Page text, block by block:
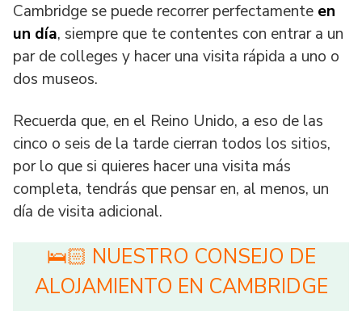
Cambridge se puede recorrer perfectamente en
un día, siempre que te contentes con entrar a un
par de colleges y hacer una visita rápida a uno o
dos museos.
Recuerda que, en el Reino Unido, a eso de las
cinco o seis de la tarde cierran todos los sitios,
por lo que si quieres hacer una visita más
completa, tendrás que pensar en, al menos, un
día de visita adicional.
🛌🏻 NUESTRO CONSEJO DE
ALOJAMIENTO EN CAMBRIDGE